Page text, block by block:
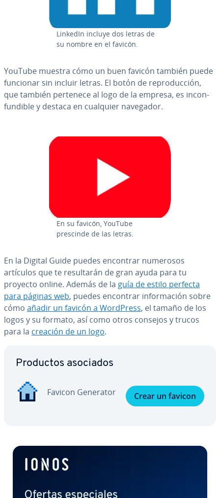
LinkedIn incluye dos letras de
su nombre en el favicón.
YouTube muestra cómo un buen favicón también puede
funcionar sin incluir letras. El botón de re­pro­du­c­ción,
que también pertenece al logo de la empresa, es in­co­n­
fu­n­di­ble y destaca en cualquier navegador.
En su favicón, YouTube
prescinde de las letras.
En la Digital Guide puedes encontrar numerosos
artículos que te re­su­l­ta­rán de gran ayuda para tu
proyecto online. Además de la guía de estilo perfecta
para páginas web, puedes encontrar in­fo­r­ma­ción sobre
cómo añadir un favicón a WordPress, el tamaño de los
logos y su formato, así como otros consejos y trucos
para la creación de un logo.
Productos asociados
Favicon Generator Crear un favicon